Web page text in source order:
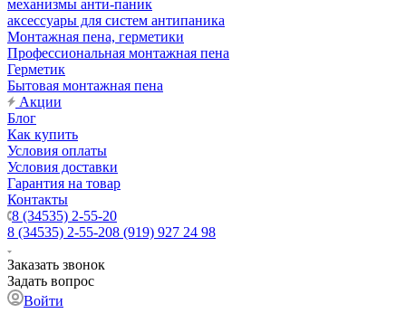
механизмы анти-паник
аксессуары для систем антипаника
Монтажная пена, герметики
Профессиональная монтажная пена
Герметик
Бытовая монтажная пена
Акции
Блог
Как купить
Условия оплаты
Условия доставки
Гарантия на товар
Контакты
8 (34535) 2-55-20
8 (34535) 2-55-208 (919) 927 24 98
Заказать звонок
Задать вопрос
Войти